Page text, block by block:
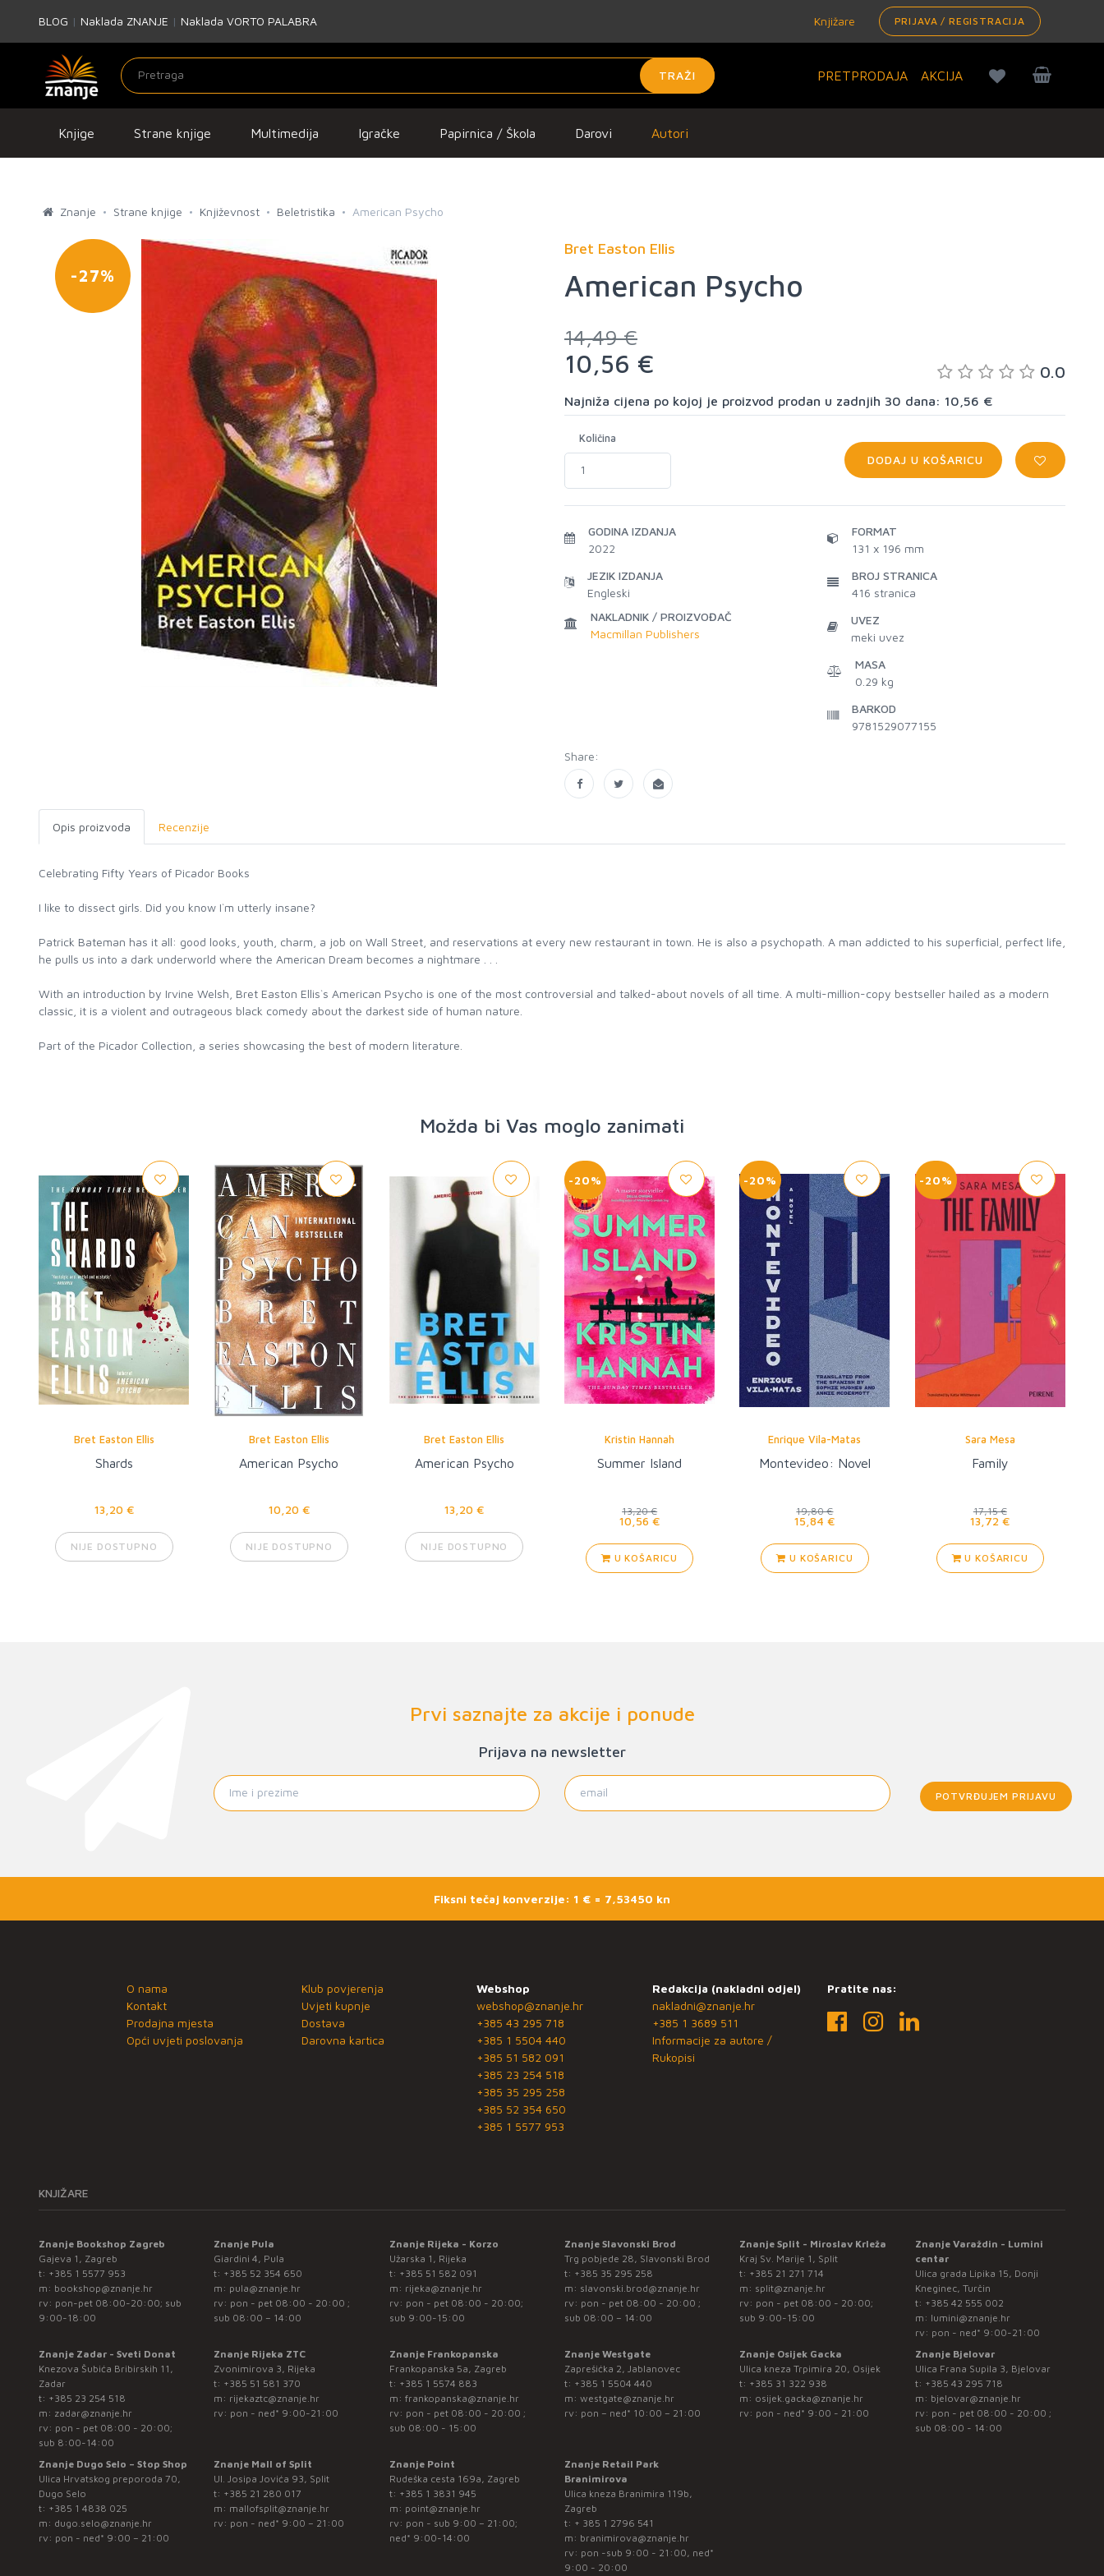
BLOG | Naklada ZNANJE | Naklada VORTO PALABRA Knjižare PRIJAVA / REGISTRACIJA
TRAŽI PRETPRODAJA AKCIJA
Knjige Strane knjige Multimedija Igračke Papirnica / Škola Darovi Autori
Znanje Strane knjige Književnost Beletristika American Psycho
-27%
Bret Easton Ellis
American Psycho
14,49 €
10,56 € 0.0
Najniža cijena po kojoj je proizvod prodan u zadnjih 30 dana: 10,56 €
Količina
DODAJ U KOŠARICU
GODINA IZDANJA
2022
JEZIK IZDANJA
Engleski
NAKLADNIK / PROIZVOĐAČ
Macmillan Publishers
FORMAT
131 x 196 mm
BROJ STRANICA
416 stranica
UVEZ
meki uvez
MASA
0.29 kg
BARKOD
9781529077155
Share:
Opis proizvoda Recenzije
Celebrating Fifty Years of Picador Books
I like to dissect girls. Did you know I`m utterly insane?
Patrick Bateman has it all: good looks, youth, charm, a job on Wall Street, and reservations at every new restaurant in town. He is also a psychopath. A man addicted to his superficial, perfect life,
he pulls us into a dark underworld where the American Dream becomes a nightmare . . .
With an introduction by Irvine Welsh, Bret Easton Ellis`s American Psycho is one of the most controversial and talked-about novels of all time. A multi-million-copy bestseller hailed as a modern
classic, it is a violent and outrageous black comedy about the darkest side of human nature.
Part of the Picador Collection, a series showcasing the best of modern literature.
Možda bi Vas moglo zanimati
Bret Easton Ellis
Shards
13,20 €
NIJE DOSTUPNO
Bret Easton Ellis
American Psycho
10,20 €
NIJE DOSTUPNO
Bret Easton Ellis
American Psycho
13,20 €
NIJE DOSTUPNO
-20%
Kristin Hannah
Summer Island
13,20 €
10,56 €
U KOŠARICU
-20%
Enrique Vila-Matas
Montevideo: Novel
19,80 €
15,84 €
U KOŠARICU
-20%
Sara Mesa
Family
17,15 €
13,72 €
U KOŠARICU
Prvi saznajte za akcije i ponude
Prijava na newsletter
POTVRĐUJEM PRIJAVU
Fiksni tečaj konverzije: 1 € = 7,53450 kn
O nama
Kontakt
Prodajna mjesta
Opći uvjeti poslovanja
Klub povjerenja
Uvjeti kupnje
Dostava
Darovna kartica
Webshop
webshop@znanje.hr
+385 43 295 718
+385 1 5504 440
+385 51 582 091
+385 23 254 518
+385 35 295 258
+385 52 354 650
+385 1 5577 953
Redakcija (nakladni odjel)
nakladni@znanje.hr
+385 1 3689 511
Informacije za autore /
Rukopisi
Pratite nas:
KNJIŽARE
Znanje Bookshop Zagreb
Gajeva 1, Zagreb
t: +385 1 5577 953
m: bookshop@znanje.hr
rv: pon-pet 08:00-20:00; sub
9:00-18:00
Znanje Pula
Giardini 4, Pula
t: +385 52 354 650
m: pula@znanje.hr
rv: pon - pet 08:00 - 20:00 ;
sub 08:00 – 14:00
Znanje Rijeka - Korzo
Užarska 1, Rijeka
t: +385 51 582 091
m: rijeka@znanje.hr
rv: pon - pet 08:00 - 20:00;
sub 9:00-15:00
Znanje Slavonski Brod
Trg pobjede 28, Slavonski Brod
t: +385 35 295 258
m: slavonski.brod@znanje.hr
rv: pon - pet 08:00 - 20:00 ;
sub 08:00 – 14:00
Znanje Split - Miroslav Krleža
Kraj Sv. Marije 1, Split
t: +385 21 271 714
m: split@znanje.hr
rv: pon - pet 08:00 - 20:00;
sub 9:00-15:00
Znanje Varaždin - Lumini
centar
Ulica grada Lipika 15, Donji
Kneginec, Turčin
t: +385 42 555 002
m: lumini@znanje.hr
rv: pon - ned* 9:00-21:00
Znanje Zadar - Sveti Donat
Knezova Šubića Bribirskih 11,
Zadar
t: +385 23 254 518
m: zadar@znanje.hr
rv: pon - pet 08:00 - 20:00;
sub 8:00-14:00
Znanje Rijeka ZTC
Zvonimirova 3, Rijeka
t: +385 51 581 370
m: rijekaztc@znanje.hr
rv: pon - ned* 9:00-21:00
Znanje Frankopanska
Frankopanska 5a, Zagreb
t: +385 1 5574 883
m: frankopanska@znanje.hr
rv: pon - pet 08:00 - 20:00 ;
sub 08:00 - 15:00
Znanje Westgate
Zaprešićka 2, Jablanovec
t: +385 1 5504 440
m: westgate@znanje.hr
rv: pon – ned* 10:00 – 21:00
Znanje Osijek Gacka
Ulica kneza Trpimira 20, Osijek
t: +385 31 322 938
m: osijek.gacka@znanje.hr
rv: pon - ned* 9:00 - 21:00
Znanje Bjelovar
Ulica Frana Supila 3, Bjelovar
t: +385 43 295 718
m: bjelovar@znanje.hr
rv: pon - pet 08:00 - 20:00 ;
sub 08:00 - 14:00
Znanje Dugo Selo – Stop Shop
Ulica Hrvatskog preporoda 70,
Dugo Selo
t: +385 1 4838 025
m: dugo.selo@znanje.hr
rv: pon - ned* 9:00 – 21:00
Znanje Mall of Split
Ul. Josipa Jovića 93, Split
t: +385 21 280 017
m: mallofsplit@znanje.hr
rv: pon - ned* 9:00 – 21:00
Znanje Point
Rudeška cesta 169a, Zagreb
t: +385 1 3831 945
m: point@znanje.hr
rv: pon - sub 9:00 – 21:00;
ned* 9:00-14:00
Znanje Retail Park
Branimirova
Ulica kneza Branimira 119b,
Zagreb
t: + 385 1 2796 541
m: branimirova@znanje.hr
rv: pon -sub 9:00 - 21:00, ned*
9:00 - 20:00